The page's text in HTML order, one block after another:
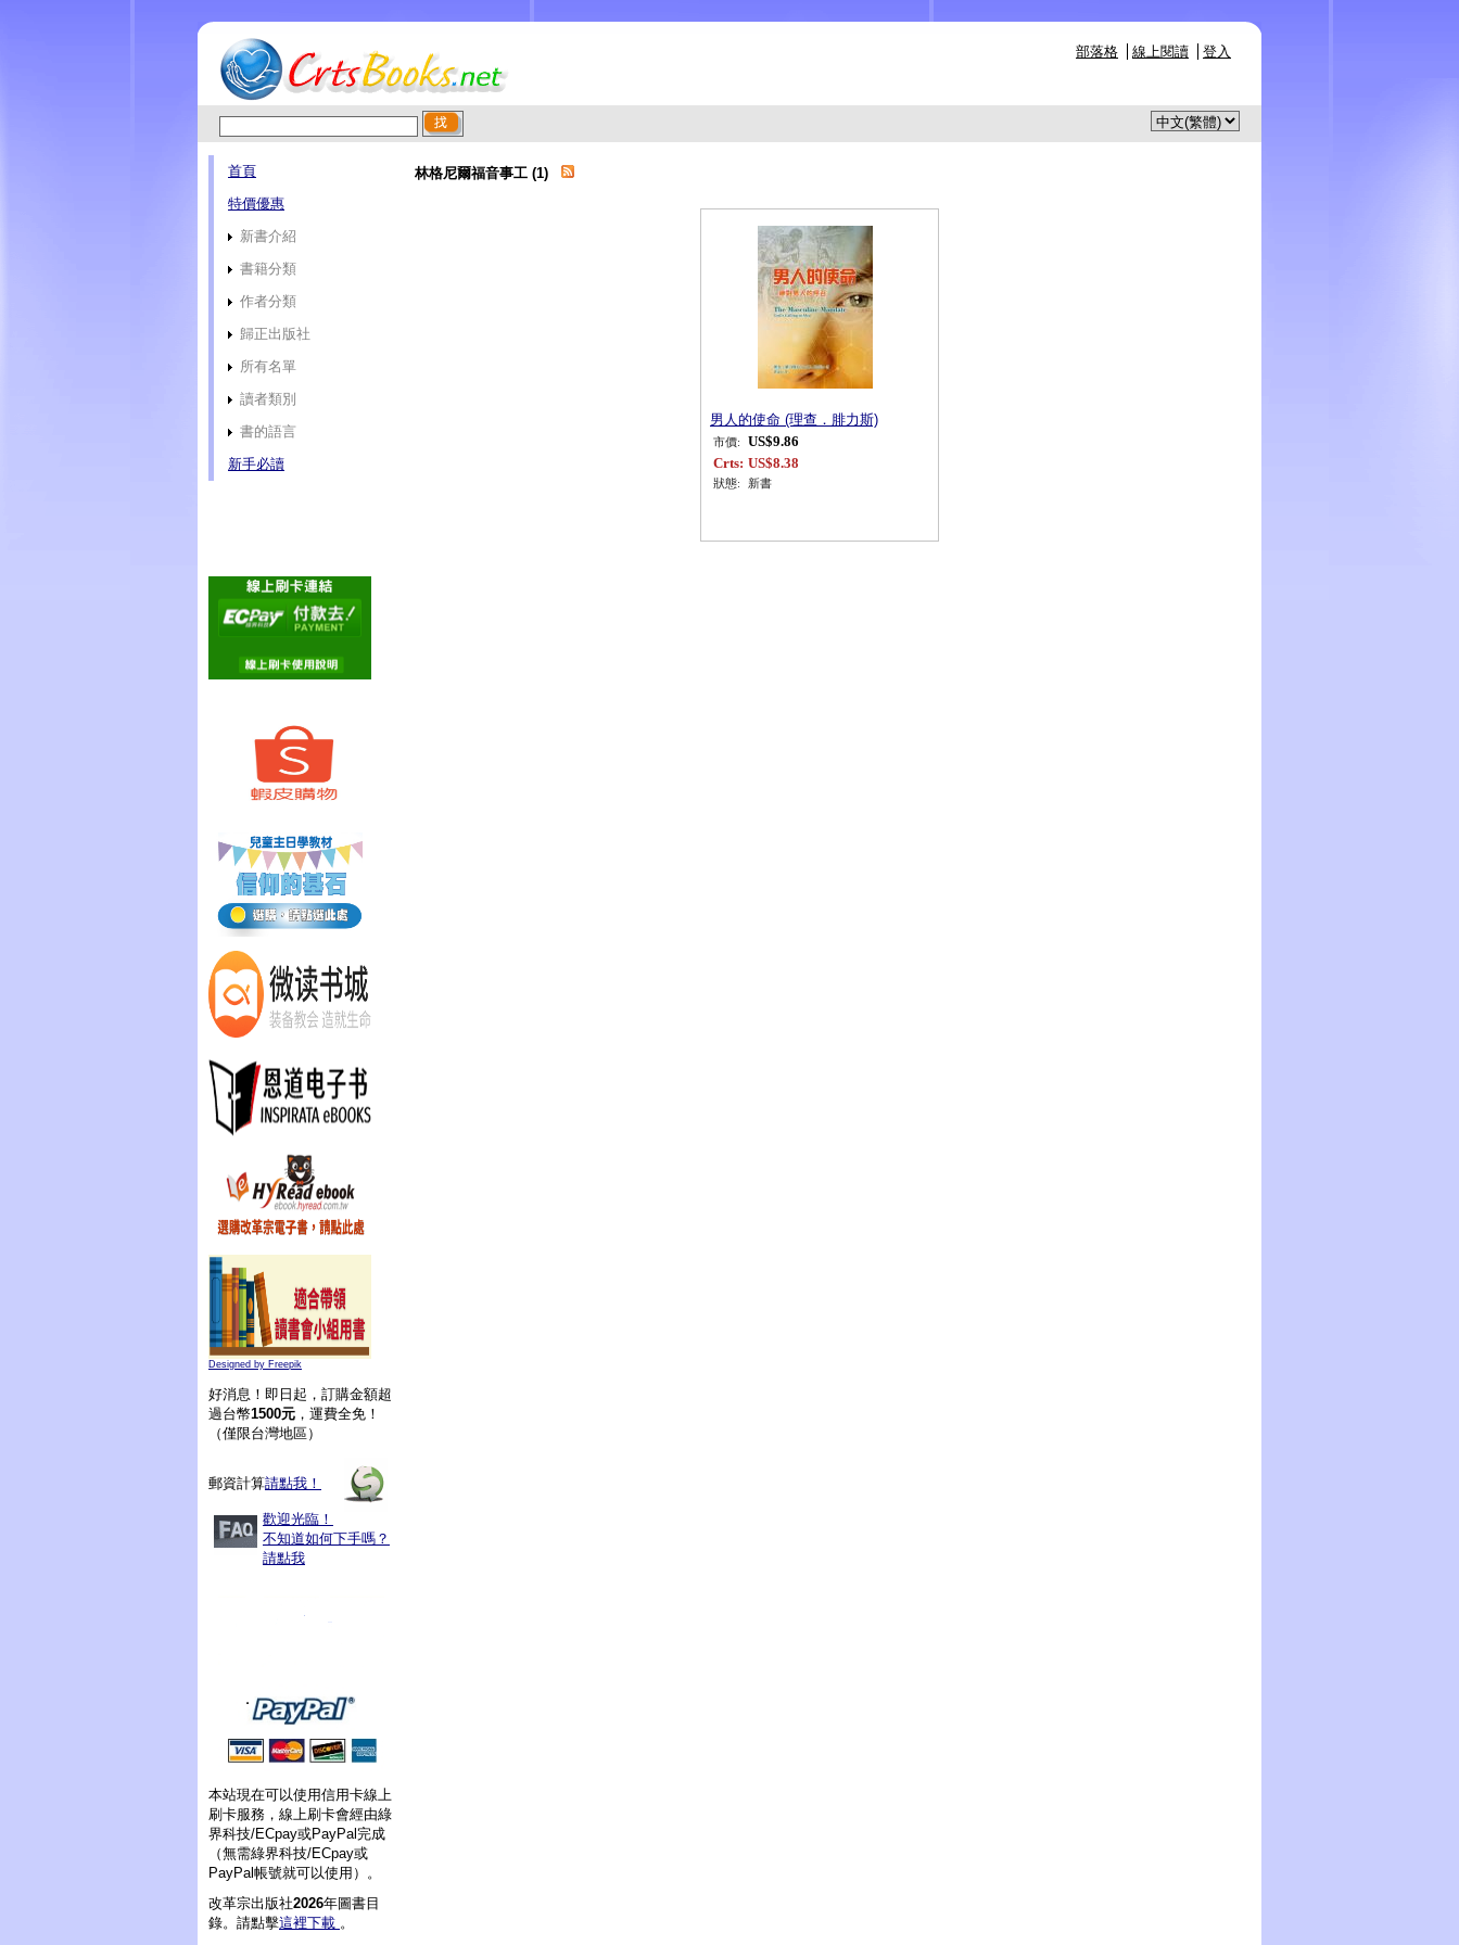
部落格 線上閱讀 登入
首頁
特價優惠
新書介紹
書籍分類
作者分類
歸正出版社
所有名單
讀者類別
書的語言
新手必讀
Designed by Freepik
好消息！即日起，訂購金額超
過台幣1500元 ，運費全免！
（僅限台灣地區）
郵資計算請點我！
歡迎光臨！
不知道如何下手嗎？
請點我
本站現在可以使用信用卡線上
刷卡服務，線上刷卡會經由綠
界科技/ECpay或PayPal完成
（無需綠界科技/ECpay或
PayPal帳號就可以使用）。
改革宗出版社2026年圖書目
錄。請點擊這裡下載 。
林格尼爾福音事工 (1)
男人的使命 (理查．腓力斯)
市價:
US$9.86
Crts: US$8.38
狀態: 新書